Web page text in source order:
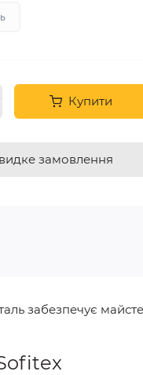
Купити
замовлення
забезпечує